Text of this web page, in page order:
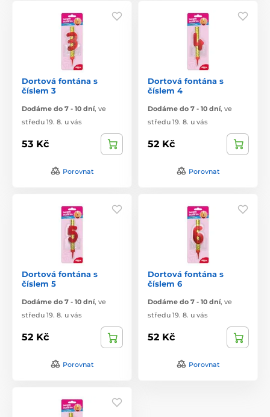
Dortová fontána s
číslem 3
Dodáme do 7 - 10 dní, ve
středu 19. 8. u vás
53 Kč
Porovnat
Dortová fontána s
číslem 4
Dodáme do 7 - 10 dní, ve
středu 19. 8. u vás
52 Kč
Porovnat
Dortová fontána s
číslem 5
Dodáme do 7 - 10 dní, ve
středu 19. 8. u vás
52 Kč
Porovnat
Dortová fontána s
číslem 6
Dodáme do 7 - 10 dní, ve
středu 19. 8. u vás
52 Kč
Porovnat